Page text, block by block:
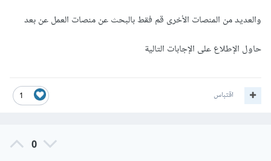
والعديد من المنصات الأخرى قم فقط بالبحث عن منصات العمل عن بعد
حاول الإطلاع على الإجابات التالية
1 اقتباس
0